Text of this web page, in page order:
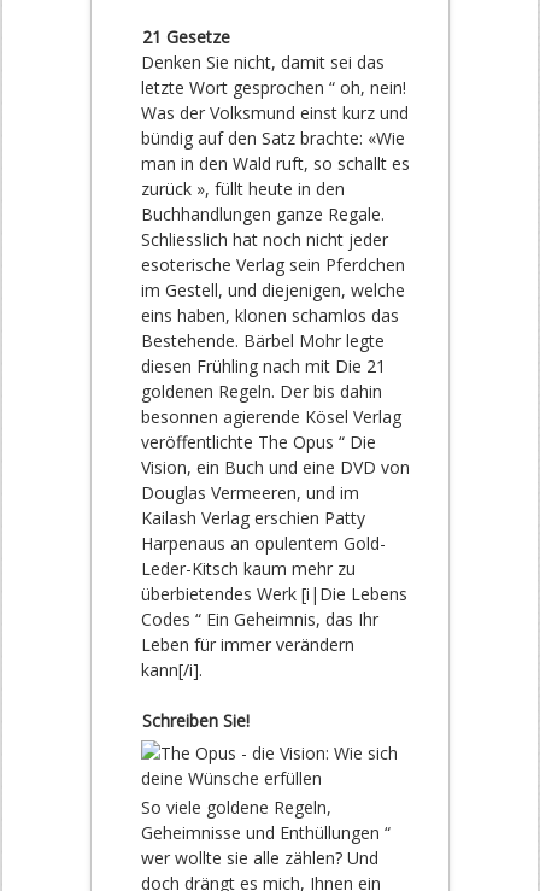
21 Gesetze
Denken Sie nicht, damit sei das
letzte Wort gesprochen “ oh, nein!
Was der Volksmund einst kurz und
bündig auf den Satz brachte: «Wie
man in den Wald ruft, so schallt es
zurück », füllt heute in den
Buchhandlungen ganze Regale.
Schliesslich hat noch nicht jeder
esoterische Verlag sein Pferdchen
im Gestell, und diejenigen, welche
eins haben, klonen schamlos das
Bestehende. Bärbel Mohr legte
diesen Frühling nach mit Die 21
goldenen Regeln. Der bis dahin
besonnen agierende Kösel Verlag
veröffentlichte The Opus “ Die
Vision, ein Buch und eine DVD von
Douglas Vermeeren, und im
Kailash Verlag erschien Patty
Harpenaus an opulentem Gold-
Leder-Kitsch kaum mehr zu
überbietendes Werk [i|Die Lebens
Codes “ Ein Geheimnis, das Ihr
Leben für immer verändern
kann[/i].
Schreiben Sie!
So viele goldene Regeln,
Geheimnisse und Enthüllungen “
wer wollte sie alle zählen? Und
doch drängt es mich, Ihnen ein